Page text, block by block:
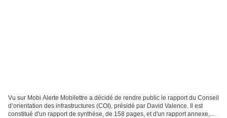
Vu sur Mobi Alerte Mobilettre a décidé de rendre public le rapport du Conseil
d’orientation des infrastructures (COI), présidé par David Valence. Il est
constitué d'un rapport de synthèse, de 158 pages, et d'un rapport annexe,